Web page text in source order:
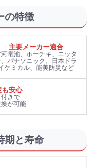
の特徴
主要メーカー適合
電池、ホーチキ、ニッタ
、パナソニック、日本ドラ
ケミカル、能美防災など
も安心
きで
が可能
期と寿命